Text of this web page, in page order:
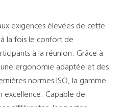
exigences élevées de cette
la fois le confort de
à la réunion. Grâce à
ergonomie adaptée et des
normes ISO, la gamme
excellence. Capable de